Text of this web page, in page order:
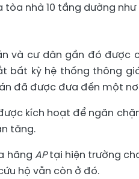
nhà 10 tầng dường
và cư dân gần đó được
bất kỳ hệ thống thông
đã được đưa đến một
kích hoạt để ngăn
tăng.
hãng APtại hiện trường
hộ vẫn còn ở đó.